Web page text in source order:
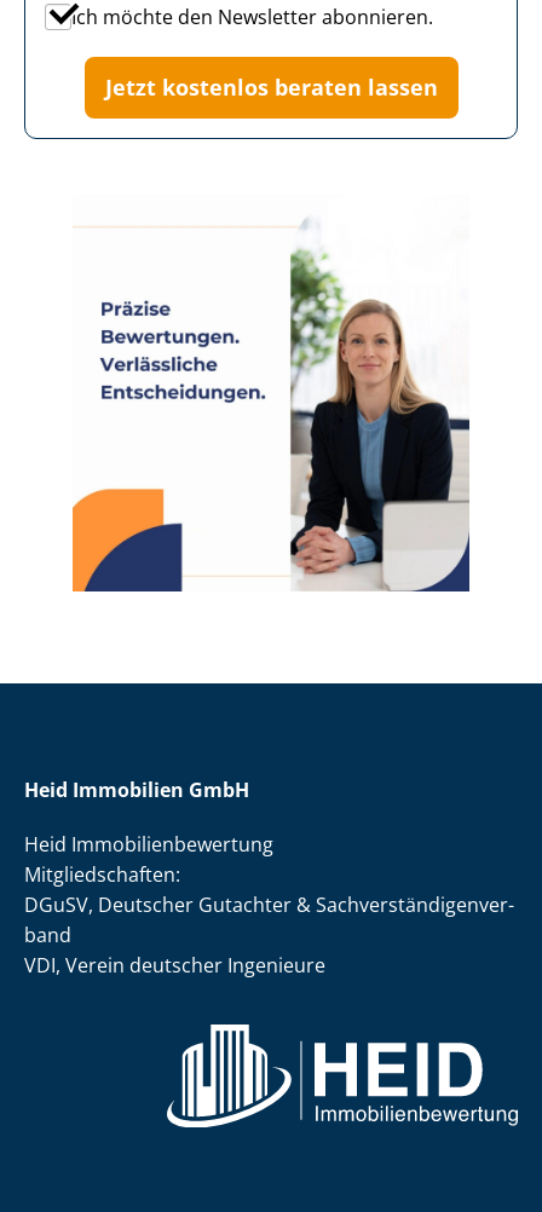
Ich möchte den Newsletter abonnieren.
Jetzt kostenlos beraten lassen
Heid Immobilien GmbH
Heid Im­mo­bi­li­en­be­wer­tung
Mit­glied­schaf­ten:
DGuSV, Deutscher Gutachter & Sach­ver­stän­di­gen­ver­
band
VDI, Verein deutscher Ingenieure